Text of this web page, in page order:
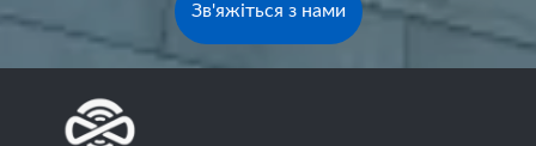
Зв'яжіться з нами